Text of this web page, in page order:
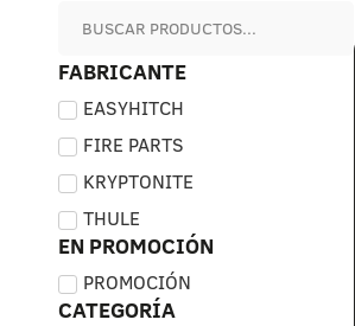
FABRICANTE
EASYHITCH
FIRE PARTS
KRYPTONITE
THULE
EN PROMOCIÓN
PROMOCIÓN
CATEGORÍA